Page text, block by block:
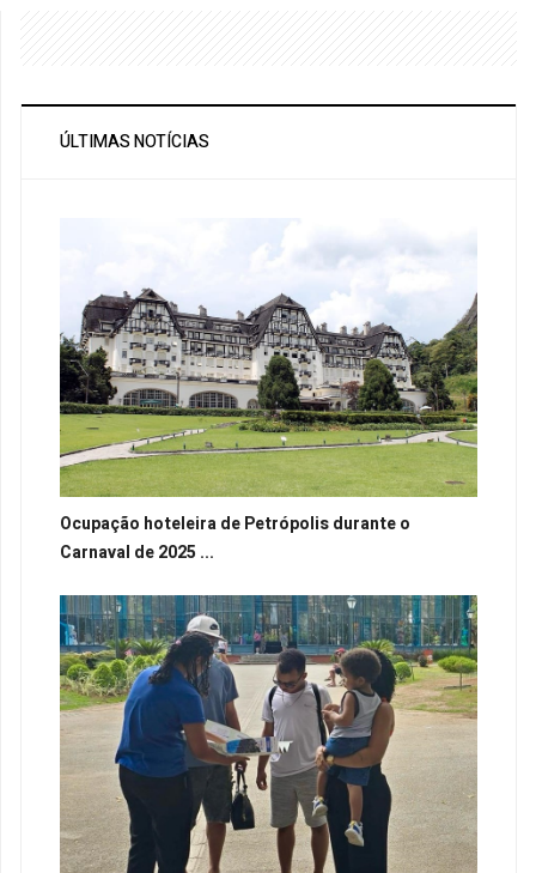
ÚLTIMAS NOTÍCIAS
Ocupação hoteleira de Petrópolis durante o
Carnaval de 2025 ...